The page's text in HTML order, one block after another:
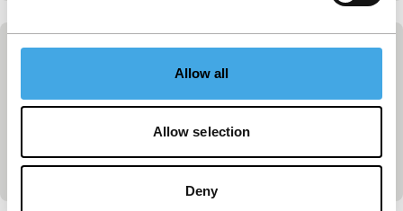
Allow all
Allow selection
Deny